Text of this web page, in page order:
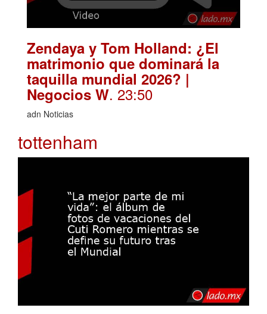
Zendaya y Tom Holland: ¿El
matrimonio que dominará la
taquilla mundial 2026? |
Negocios W. 23:50
adn Noticias
tottenham